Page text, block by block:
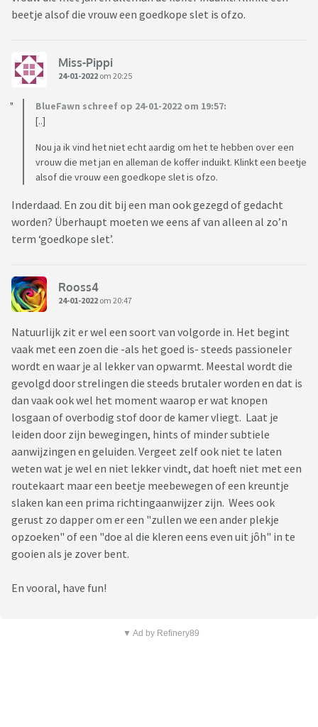
beetje alsof die vrouw een goedkope slet is ofzo.
Miss-Pippi
24-01-2022 om 20:25
BlueFawn schreef op 24-01-2022 om 19:57:
[..]
Nou ja ik vind het niet echt aardig om het te hebben over een
vrouw die met jan en alleman de koffer induikt. Klinkt een beetje
alsof die vrouw een goedkope slet is ofzo.
Inderdaad. En zou dit bij een man ook gezegd of gedacht
worden? Überhaupt moeten we eens af van alleen al zo’n
term ‘goedkope slet’.
Rooss4
24-01-2022 om 20:47
Natuurlijk zit er wel een soort van volgorde in. Het begint
vaak met een zoen die -als het goed is- steeds passioneler
wordt en waar je al lekker van opwarmt. Meestal wordt die
gevolgd door strelingen die steeds brutaler worden en dat is
dan vaak ook wel het moment waarop er wat knopen
losgaan of overbodig stof door de kamer vliegt. Laat je
leiden door zijn bewegingen, hints of minder subtiele
aanwijzingen en geluiden. Vergeet zelf ook niet te laten
weten wat je wel en niet lekker vindt, dat hoeft niet met een
routekaart maar een beetje meebewegen of een kreuntje
slaken kan een prima richtingaanwijzer zijn. Wees ook
gerust zo dapper om er een "zullen we een ander plekje
opzoeken" of een "doe al die kleren eens even uit jôh" in te
gooien als je zover bent.
En vooral, have fun!
▼ Ad by Refinery89